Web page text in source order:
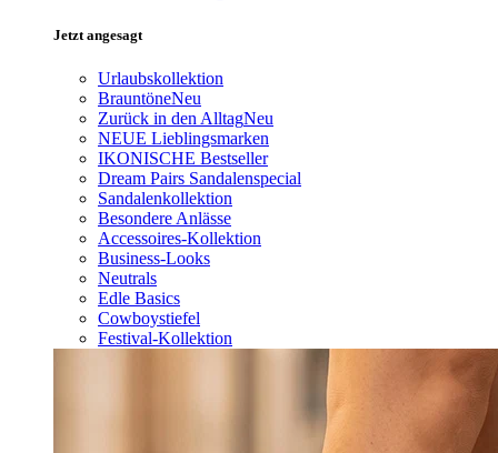
Jetzt angesagt
Urlaubskollektion
BrauntöneNeu
Zurück in den AlltagNeu
NEUE Lieblingsmarken
IKONISCHE Bestseller
Dream Pairs Sandalenspecial
Sandalenkollektion
Besondere Anlässe
Accessoires-Kollektion
Business-Looks
Neutrals
Edle Basics
Cowboystiefel
Festival-Kollektion